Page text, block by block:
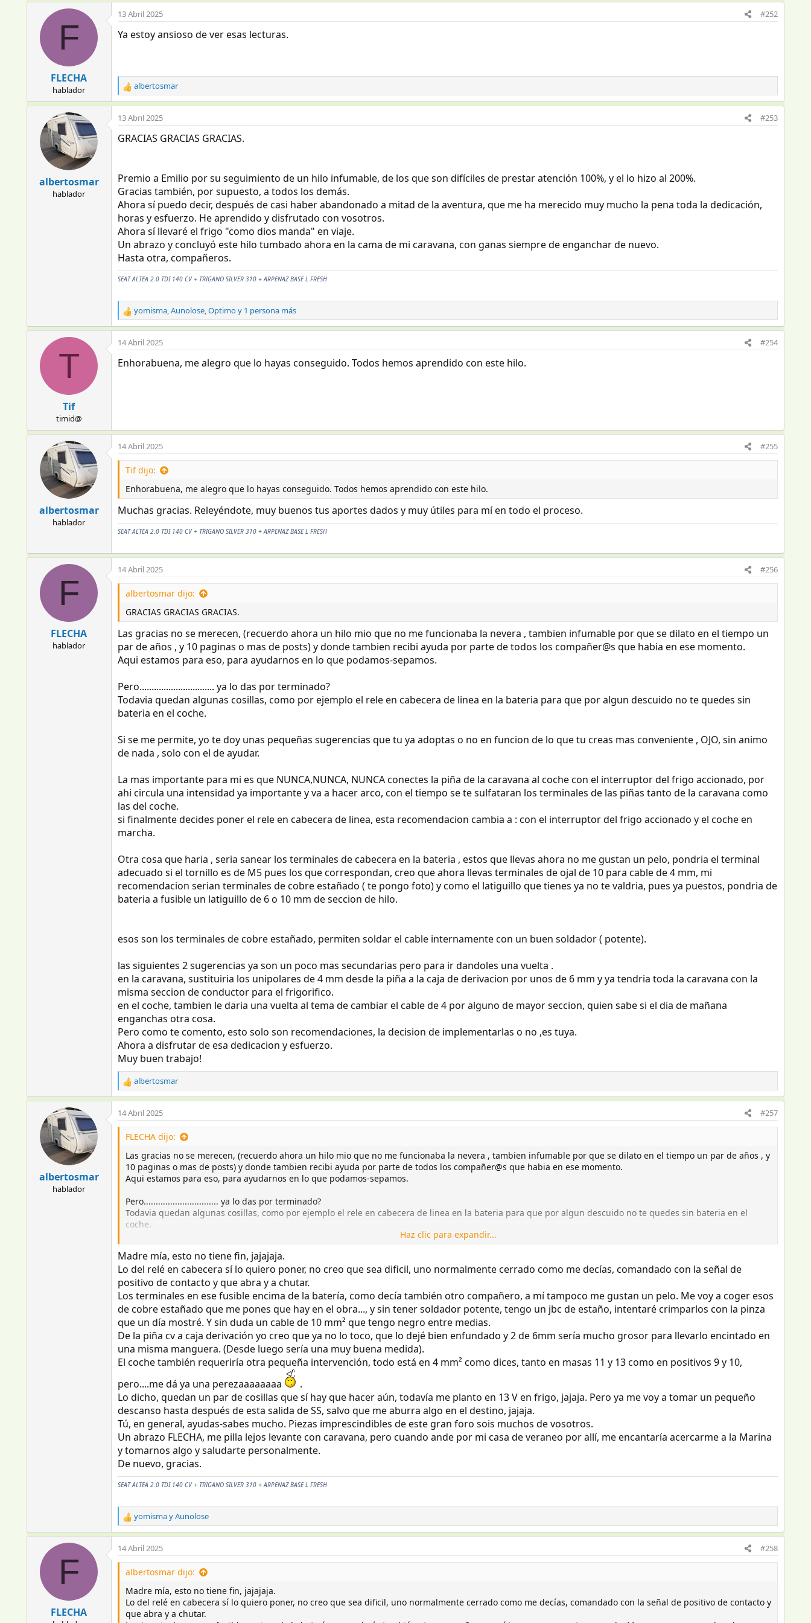
c
c
i
e
s
:
F
FLECHA
hablador
13 Abril 2025 #252
Ya estoy ansioso de ver esas lecturas.
R
e
c
c
i
e
s
:
albertosmar
albertosmar
hablador
13 Abril 2025 #253
GRACIAS GRACIAS GRACIAS.
Premio a Emilio por su seguimiento de un hilo infumable, de los que son difíciles de prestar atención 100%, y el lo hizo al 200%.
Gracias también, por supuesto, a todos los demás.
Ahora sí puedo decir, después de casi haber abandonado a mitad de la aventura, que me ha merecido muy mucho la pena toda la dedicación,
horas y esfuerzo. He aprendido y disfrutado con vosotros.
Ahora sí llevaré el frigo "como dios manda" en viaje.
Un abrazo y concluyó este hilo tumbado ahora en la cama de mi caravana, con ganas siempre de enganchar de nuevo.
Hasta otra, compañeros.
SEAT ALTEA 2.0 TDI 140 CV + TRIGANO SILVER 310 + ARPENAZ BASE L FRESH
R
e
c
c
i
yomisma,Aunolose,Optimoy 1 persona más
T
Tif
timid@
14 Abril 2025 #254
Enhorabuena, me alegro que lo hayas conseguido. Todos hemos aprendido con este hilo.
albertosmar
hablador
14 Abril 2025 #255
Tif dijo:
Enhorabuena, me alegro que lo hayas conseguido. Todos hemos aprendido con este hilo.
Muchas gracias. Releyéndote, muy buenos tus aportes dados y muy útiles para mí en todo el proceso.
SEAT ALTEA 2.0 TDI 140 CV + TRIGANO SILVER 310 + ARPENAZ BASE L FRESH
F
FLECHA
hablador
14 Abril 2025 #256
albertosmar dijo:
GRACIAS GRACIAS GRACIAS.
Las gracias no se merecen, (recuerdo ahora un hilo mio que no me funcionaba la nevera , tambien infumable por que se dilato en el tiempo un
par de años , y 10 paginas o mas de posts) y donde tambien recibi ayuda por parte de todos los compañer@s que habia en ese momento.
Aqui estamos para eso, para ayudarnos en lo que podamos-sepamos.
Pero............................... ya lo das por terminado?
Todavia quedan algunas cosillas, como por ejemplo el rele en cabecera de linea en la bateria para que por algun descuido no te quedes sin
bateria en el coche.
Si se me permite, yo te doy unas pequeñas sugerencias que tu ya adoptas o no en funcion de lo que tu creas mas conveniente , OJO, sin animo
de nada , solo con el de ayudar.
La mas importante para mi es que NUNCA,NUNCA, NUNCA conectes la piña de la caravana al coche con el interruptor del frigo accionado, por
ahi circula una intensidad ya importante y va a hacer arco, con el tiempo se te sulfataran los terminales de las piñas tanto de la caravana como
las del coche.
si finalmente decides poner el rele en cabecera de linea, esta recomendacion cambia a : con el interruptor del frigo accionado y el coche en
marcha.
Otra cosa que haria , seria sanear los terminales de cabecera en la bateria , estos que llevas ahora no me gustan un pelo, pondria el terminal
adecuado si el tornillo es de M5 pues los que correspondan, creo que ahora llevas terminales de ojal de 10 para cable de 4 mm, mi
recomendacion serian terminales de cobre estañado ( te pongo foto) y como el latiguillo que tienes ya no te valdria, pues ya puestos, pondria de
bateria a fusible un latiguillo de 6 o 10 mm de seccion de hilo.
esos son los terminales de cobre estañado, permiten soldar el cable internamente con un buen soldador ( potente).
las siguientes 2 sugerencias ya son un poco mas secundarias pero para ir dandoles una vuelta .
en la caravana, sustituiria los unipolares de 4 mm desde la piña a la caja de derivacion por unos de 6 mm y ya tendria toda la caravana con la
misma seccion de conductor para el frigorifico.
en el coche, tambien le daria una vuelta al tema de cambiar el cable de 4 por alguno de mayor seccion, quien sabe si el dia de mañana
enganchas otra cosa.
Pero como te comento, esto solo son recomendaciones, la decision de implementarlas o no ,es tuya.
Ahora a disfrutar de esa dedicacion y esfuerzo.
Muy buen trabajo!
R
e
c
c
o
n
albertosmar
albertosmar
hablador
14 Abril 2025 #257
FLECHA dijo:
Las gracias no se merecen, (recuerdo ahora un hilo mio que no me funcionaba la nevera , tambien infumable por que se dilato en el tiempo un par de años , y
10 paginas o mas de posts) y donde tambien recibi ayuda por parte de todos los compañer@s que habia en ese momento.
Aqui estamos para eso, para ayudarnos en lo que podamos-sepamos.
Pero............................... ya lo das por terminado?
Todavia quedan algunas cosillas, como por ejemplo el rele en cabecera de linea en la bateria para que por algun descuido no te quedes sin bateria en el
coche.
Si se me permite, yo te doy unas pequeñas sugerencias que tu ya adoptas o no en funcion de lo que tu creas mas conveniente , OJO, sin animo de nada , solo
con el de ayudar.
La mas importante para mi es que NUNCA,NUNCA, NUNCA conectes la piña de la caravana al coche con el interruptor del frigo accionado, por ahi circula una
intensidad ya importante y va a hacer arco, con el tiempo se te sulfataran los terminales de las piñas tanto de la caravana como las del coche.
si finalmente decides poner el rele en cabecera de linea, esta recomendacion cambia a : con el interruptor del frigo accionado y el coche en marcha.
Otra cosa que haria , seria sanear los terminales de cabecera en la bateria , estos que llevas ahora no me gustan un pelo, pondria el terminal adecuado si el
tornillo es de M5 pues los que correspondan, creo que ahora llevas terminales de ojal de 10 para cable de 4 mm, mi recomendacion serian terminales de
cobre estañado ( te pongo foto) y como el latiguillo que tienes ya no te valdria, pues ya puestos, pondria de bateria a fusible un latiguillo de 6 o 10 mm de
seccion de hilo.
Ver el archivos adjunto 4149559
esos son los terminales de cobre estañado, permiten soldar el cable internamente con un buen soldador ( potente).
Ver el archivos adjunto 4149560
las siguientes 2 sugerencias ya son un poco mas secundarias pero para ir dandoles una vuelta .
en la caravana, sustituiria los unipolares de 4 mm desde la piña a la caja de derivacion por unos de 6 mm y ya tendria toda la caravana con la misma seccion
de conductor para el frigorifico.
en el coche, tambien le daria una vuelta al tema de cambiar el cable de 4 por alguno de mayor seccion, quien sabe si el dia de mañana enganchas otra cosa.
Pero como te comento, esto solo son recomendaciones, la decision de implementarlas o no ,es tuya.
Ahora a disfrutar de esa dedicacion y esfuerzo.
Muy buen trabajo!
Haz clic para expandir...
Madre mía, esto no tiene fin, jajajaja.
Lo del relé en cabecera sí lo quiero poner, no creo que sea dificil, uno normalmente cerrado como me decías, comandado con la señal de
positivo de contacto y que abra y a chutar.
Los terminales en ese fusible encima de la batería, como decía también otro compañero, a mí tampoco me gustan un pelo. Me voy a coger esos
de cobre estañado que me pones que hay en el obra..., y sin tener soldador potente, tengo un jbc de estaño, intentaré crimparlos con la pinza
que un día mostré. Y sin duda un cable de 10 mm² que tengo negro entre medias.
De la piña cv a caja derivación yo creo que ya no lo toco, que lo dejé bien enfundado y 2 de 6mm sería mucho grosor para llevarlo encintado en
una misma manguera. (Desde luego sería una muy buena medida).
El coche también requeriría otra pequeña intervención, todo está en 4 mm² como dices, tanto en masas 11 y 13 como en positivos 9 y 10,
pero....me dá ya una perezaaaaaaaa
.
Lo dicho, quedan un par de cosillas que sí hay que hacer aún, todavía me planto en 13 V en frigo, jajaja. Pero ya me voy a tomar un pequeño
descanso hasta después de esta salida de SS, salvo que me aburra algo en el destino, jajaja.
Tú, en general, ayudas-sabes mucho. Piezas imprescindibles de este gran foro sois muchos de vosotros.
Un abrazo FLECHA, me pilla lejos levante con caravana, pero cuando ande por mi casa de veraneo por allí, me encantaría acercarme a la Marina
y tomarnos algo y saludarte personalmente.
De nuevo, gracias.
SEAT ALTEA 2.0 TDI 140 CV + TRIGANO SILVER 310 + ARPENAZ BASE L FRESH
R
e
c
c
o
n
yomismayAunolose
F
FLECHA
14 Abril 2025 #258
albertosmar dijo:
Madre mía, esto no tiene fin, jajajaja.
Lo del relé en cabecera sí lo quiero poner, no creo que sea dificil, uno normalmente cerrado como me decías, comandado con la señal de positivo de contacto y
que abra y a chutar.